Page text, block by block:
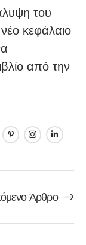
του
κεφάλαιο
από την
Άρθρο